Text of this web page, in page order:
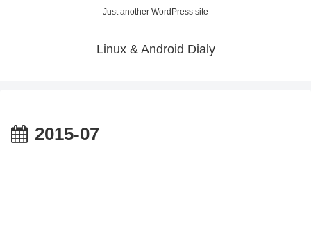
Just another WordPress site
Linux & Android Dialy
2015-07